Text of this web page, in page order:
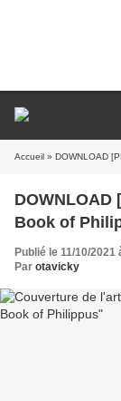
Accueil » DOWNLOAD
DOWNLOAD
Book of
Publié le 11/10/2021
Par otavicky